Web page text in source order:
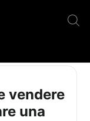
vendere
una